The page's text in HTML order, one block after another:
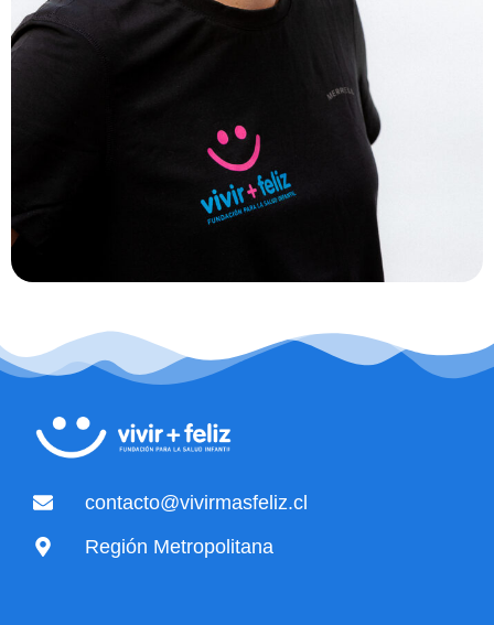
contacto@vivirmasfeliz.cl
Región Metropolitana